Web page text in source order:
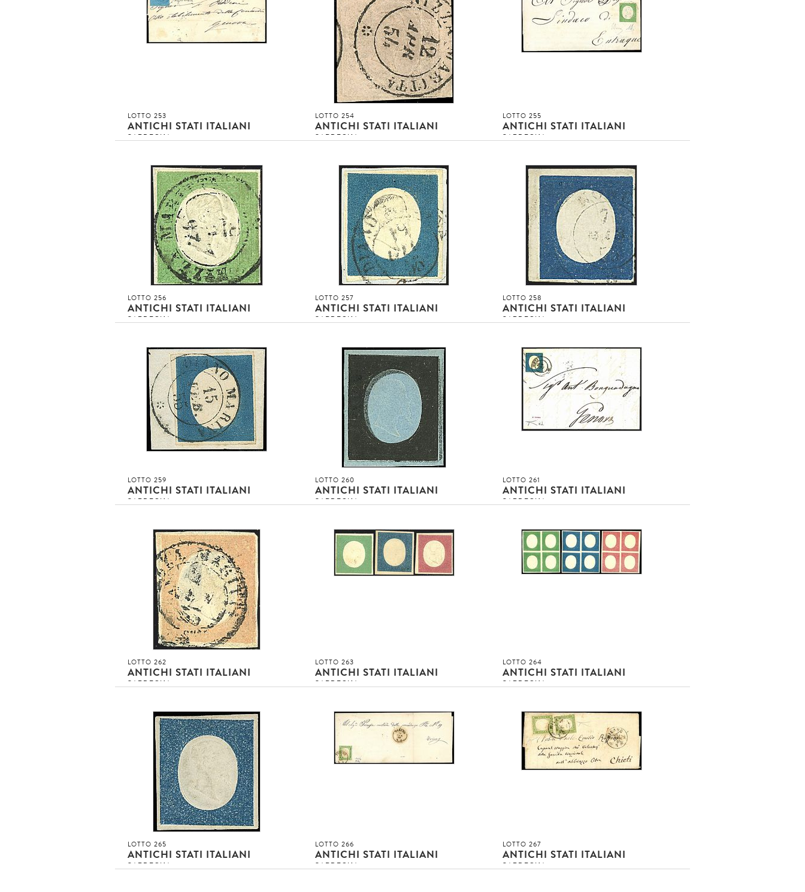
Asta conclusa!!!
invenduto
Asta conclusa!!!
invenduto
INVENDUTO EUR
DETTAGLIO LOTTO
Asta conclusa!!!
invenduto
LOTTO 253
ANTICHI STATI ITALIANI
SARDEGNA
1854 - 20 c. azzurro (5) SPL con b.f. a
sinistra su lettera da Novi (13/1/54) a
Genova - Sigla [..]
Asta conclusa!!!
invenduto
INVENDUTO EUR
DETTAGLIO LOTTO
LOTTO 254
ANTICHI STATI ITALIANI
SARDEGNA
1853 - 40 c. rosa chiaro (6) SPL e con
grandi margini - Sigla AD (1.800,00)
Asta conclusa!!!
invenduto
INVENDUTO EUR
DETTAGLIO LOTTO
LOTTO 255
ANTICHI STATI ITALIANI
SARDEGNA
1954 - 5 c. verde giallo (7) SPL isolato su
circolare a stampa da Cuneo (30/7/55) ad
Entraque [..]
Asta conclusa!!!
invenduto
INVENDUTO EUR
DETTAGLIO LOTTO
LOTTO 256
ANTICHI STATI ITALIANI
SARDEGNA
1854 - 5 c. verde turchese (7a) BB e
giusto in basso - Cert. Sorani (1.800,00)
Asta conclusa!!!
invenduto
INVENDUTO EUR
DETTAGLIO LOTTO
LOTTO 257
ANTICHI STATI ITALIANI
SARDEGNA
1854 - 20 c. azzurro (8) SPL su piccolo
frammento - Sigla Sorani (450,00)
Asta conclusa!!!
invenduto
INVENDUTO EUR
DETTAGLIO LOTTO
LOTTO 258
ANTICHI STATI ITALIANI
SARDEGNA
1854 - 20 c. azzurro (8) SPL, con a.f. e
leggerissimo annullo - Sigla Bottacchi
(450,00)
Asta conclusa!!!
invenduto
DETTAGLIO LOTTO
LOTTO 259
ANTICHI STATI ITALIANI
SARDEGNA
1854 - 20 c. azzurro (8) SPL su frammento
annullato DIANO MARINA (15/2/55 - p. 3)
- Sigla [..]
Asta conclusa!!!
invenduto
INVENDUTO EUR
DETTAGLIO LOTTO
LOTTO 260
ANTICHI STATI ITALIANI
SARDEGNA
1854 - III emissione - 20 c. nero su carta
azzurrata (8) Prova SPL emessa su ordine
del Conte [..]
Asta conclusa!!!
invenduto
LOTTO 261
ANTICHI STATI ITALIANI
SARDEGNA
1854 - 20 c. azzurro verdastro (8dh) SPL
con linea di riquadro in basso su lettera
cpl. di [..]
Asta conclusa!!!
invenduto
LOTTO 262
ANTICHI STATI ITALIANI
SARDEGNA
1854 - 40 c. rosso mattone chiaro (9b)
Difettoso ma di bell'aspetto (6.500,00)
Asta conclusa!!!
invenduto
INVENDUTO EUR
DETTAGLIO LOTTO
LOTTO 263
ANTICHI STATI ITALIANI
SARDEGNA
1854 - Non emessi (10/12) Serie cpl. 3 val.
SPL - Sigle ED + Sorani (12.550,00)
invenduto
LOTTO 264
ANTICHI STATI ITALIANI
SARDEGNA
1854 - Non emessi (10/12) Serie cpl. 3 val.
in quartine SPL e con gomma integra -
Cert. ED [..]
115
Asta conclusa!!!
invenduto
LOTTO 265
ANTICHI STATI ITALIANI
SARDEGNA
LOTTO 266
ANTICHI STATI ITALIANI
SARDEGNA
LOTTO 267
ANTICHI STATI ITALIANI
SARDEGNA